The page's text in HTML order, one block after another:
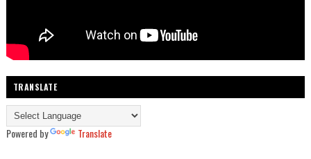
TRANSLATE
Powered by Translate